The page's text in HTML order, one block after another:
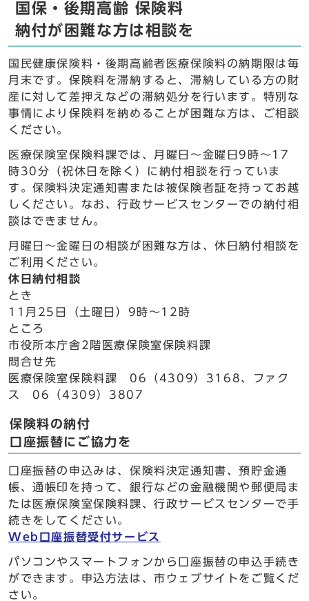
国保・後期高齢 保険料
納付が困難な方は相談を
国民健康保険料・後期高齢者医療保険料の納期限は毎
月末です。保険料を滞納すると、滞納している方の財
産に対して差押えなどの滞納処分を行います。特別な
事情により保険料を納めることが困難な方は、ご相談
ください。
医療保険室保険料課では、月曜日～金曜日9時～17
時30分（祝休日を除く）に納付相談を行っていま
す。保険料決定通知書または被保険者証を持ってお越
しください。なお、行政サービスセンターでの納付相
談はできません。
月曜日～金曜日の相談が困難な方は、休日納付相談を
ご利用ください。
休日納付相談
とき
11月25日（土曜日）9時～12時
ところ
市役所本庁舎2階医療保険室保険料課
問合せ先
医療保険室保険料課 06（4309）3168、ファク
ス 06（4309）3807
保険料の納付
口座振替にご協力を
口座振替の申込みは、保険料決定通知書、預貯金通
帳、通帳印を持って、銀行などの金融機関や郵便局ま
たは医療保険室保険料課、行政サービスセンターで手
続きをしてください。
Web口座振替受付サービス
パソコンやスマートフォンから口座振替の申込手続き
ができます。申込方法は、市ウェブサイトをご覧くだ
さい。